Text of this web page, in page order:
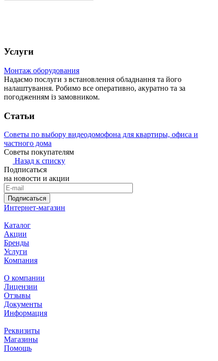
Услуги
Монтаж оборудования
Надаємо послуги з встановлення обладнання та його
налаштування. Робимо все оперативно, акуратно та за
погодженням із замовником.
Статьи
Советы по выбору видеодомофона для квартиры, офиса и
частного дома
Советы покупателям
Назад к списку
Подписаться
на новости и акции
Подписаться
Интернет-магазин
Каталог
Акции
Бренды
Услуги
Компания
О компании
Лицензии
Отзывы
Документы
Информация
Реквизиты
Магазины
Помощь